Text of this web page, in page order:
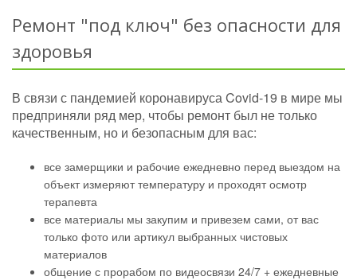
Ремонт "под ключ" без опасности для
здоровья
В связи с пандемией коронавируса Covid-19 в мире мы
предприняли ряд мер, чтобы ремонт был не только
качественным, но и безопасным для вас:
все замерщики и рабочие ежедневно перед выездом на
объект измеряют температуру и проходят осмотр
терапевта
все материалы мы закупим и привезем сами, от вас
только фото или артикул выбранных чистовых
материалов
общение с прорабом по видеосвязи 24/7 + ежедневные